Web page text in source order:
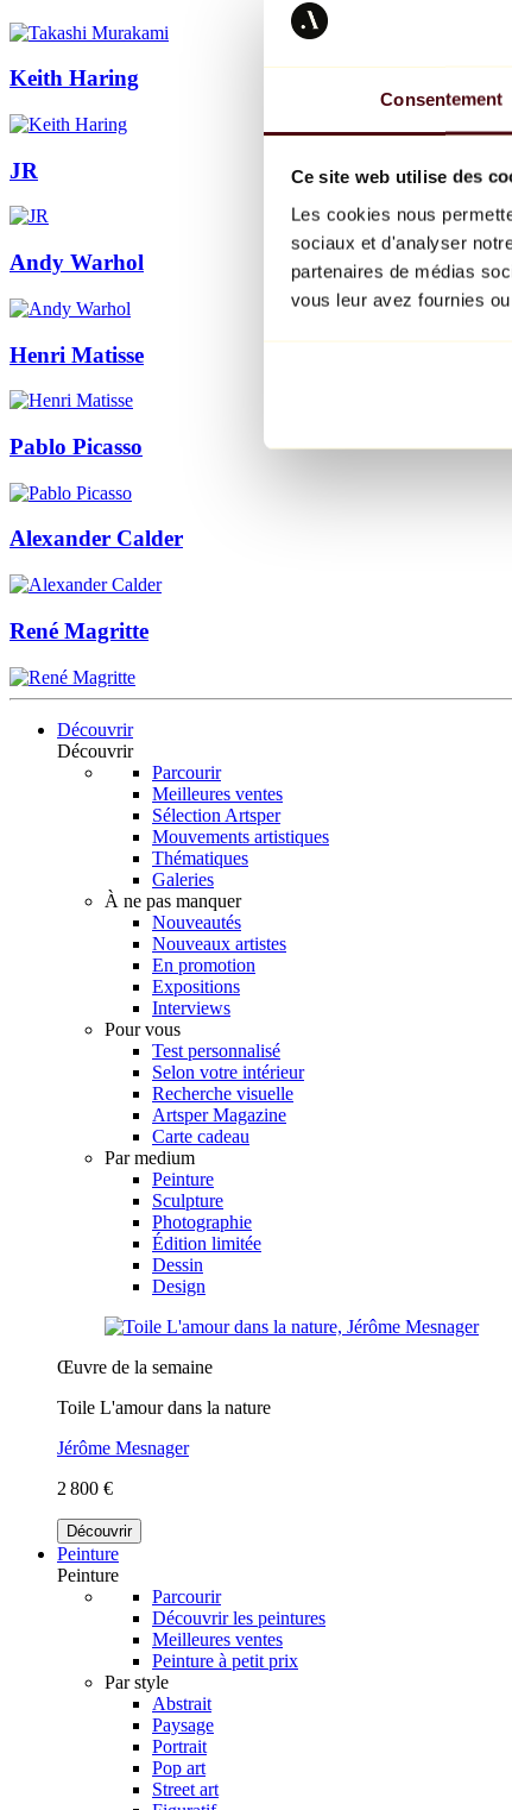
Consentement
Ce site web utilise des
Les cookies nous
sociaux et d'analyser
partenaires de médias
vous leur avez fournies
Keith Haring
JR
Andy Warhol
Henri Matisse
Pablo Picasso
Alexander Calder
René Magritte
Découvrir
Découvrir
Parcourir
Meilleures ventes
Sélection Artsper
Mouvements artistiques
Thématiques
Galeries
À ne pas manquer
Nouveautés
Nouveaux artistes
En promotion
Expositions
Interviews
Pour vous
Test personnalisé
Selon votre intérieur
Recherche visuelle
Artsper Magazine
Carte cadeau
Par medium
Peinture
Sculpture
Photographie
Édition limitée
Dessin
Design
Œuvre de la semaine
Toile L'amour dans la nature
Jérôme Mesnager
2 800 €
Découvrir
Peinture
Peinture
Parcourir
Découvrir les peintures
Meilleures ventes
Peinture à petit prix
Par style
Abstrait
Paysage
Portrait
Pop art
Street art